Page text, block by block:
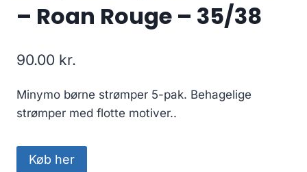
– Roan Rouge – 35/38
90.00 kr.
Minymo børne strømper 5-pak. Behagelige
strømper med flotte motiver..
Køb her